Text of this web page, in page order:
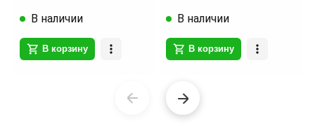
В наличии
В корзину
В наличии
В корзину